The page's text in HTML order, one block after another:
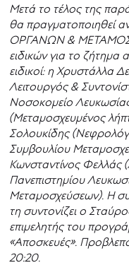
Μετά το τέλος της
θα πραγματοποιηθεί
ΟΡΓΑΝΩΝ &
ειδικών για το ζήτημα
ειδικοί: η Χρυστάλλα
Λειτουργός &
Νοσοκομείο
(Μεταμοσχευμένος
Σολουκίδης
Συμβουλίου
Κωνσταντίνος Φελλάς
Πανεπιστημίου
Μεταμοσχεύσεων). Η
τη συντονίζει ο
επιμελητής του
«Αποσκευές».
20:20.